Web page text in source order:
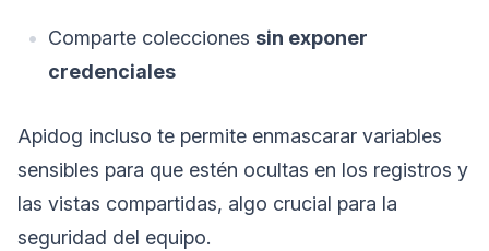
Comparte colecciones sin exponer
credenciales
Apidog incluso te permite enmascarar variables
sensibles para que estén ocultas en los registros y
las vistas compartidas, algo crucial para la
seguridad del equipo.